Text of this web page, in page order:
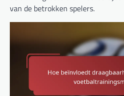
van de betrokken spelers.